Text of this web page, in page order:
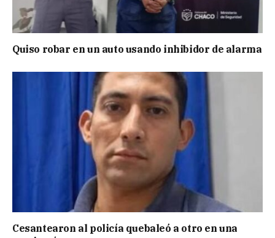
Quiso robar en un auto usando inhibidor de alarma
Cesantearon al policía quebaleó a otro en una